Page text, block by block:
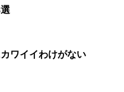
ワイイわけがない